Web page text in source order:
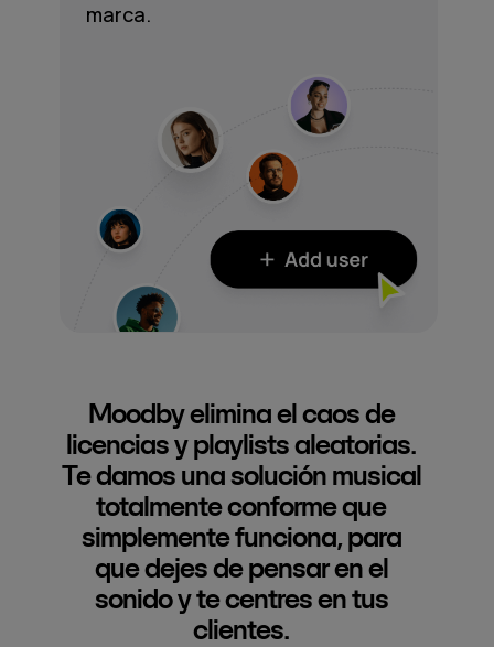
marca.
Moodby elimina el caos de
licencias y playlists aleatorias.
Te damos una solución musical
totalmente conforme que
simplemente funciona, para
que dejes de pensar en el
sonido y te centres en tus
clientes.